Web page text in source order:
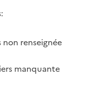
renseignée
manquante